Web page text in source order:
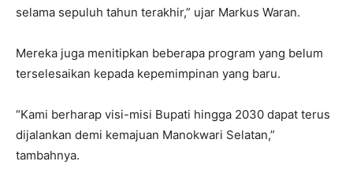
selama sepuluh tahun terakhir,” ujar Markus Waran.
Mereka juga menitipkan beberapa program yang belum
terselesaikan kepada kepemimpinan yang baru.
“Kami berharap visi-misi Bupati hingga 2030 dapat terus
dijalankan demi kemajuan Manokwari Selatan,”
tambahnya.